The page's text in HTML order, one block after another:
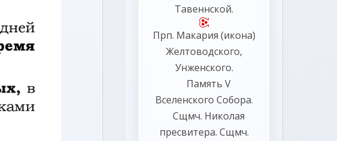
Тавеннской.
Прп. Макария (икона)
Желтоводского,
Унженского.
Память V
Вселенского Собора.
Сщмч. Николая
пресвитера. Сщмч.